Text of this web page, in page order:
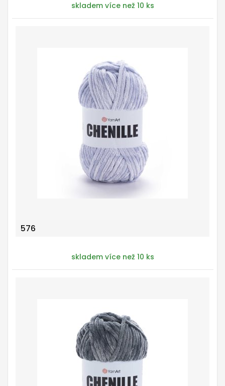
skladem více než 10 ks
576
skladem více než 10 ks